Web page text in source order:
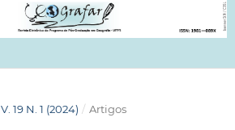
V. 19 N. 1 (2024) / Artigos